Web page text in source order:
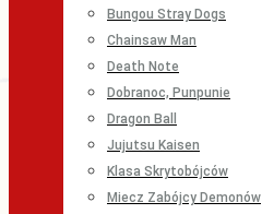
Bungou Stray Dogs
Chainsaw Man
Death Note
Dobranoc, Punpunie
Dragon Ball
Jujutsu Kaisen
Klasa Skrytobójców
Miecz Zabójcy Demonów